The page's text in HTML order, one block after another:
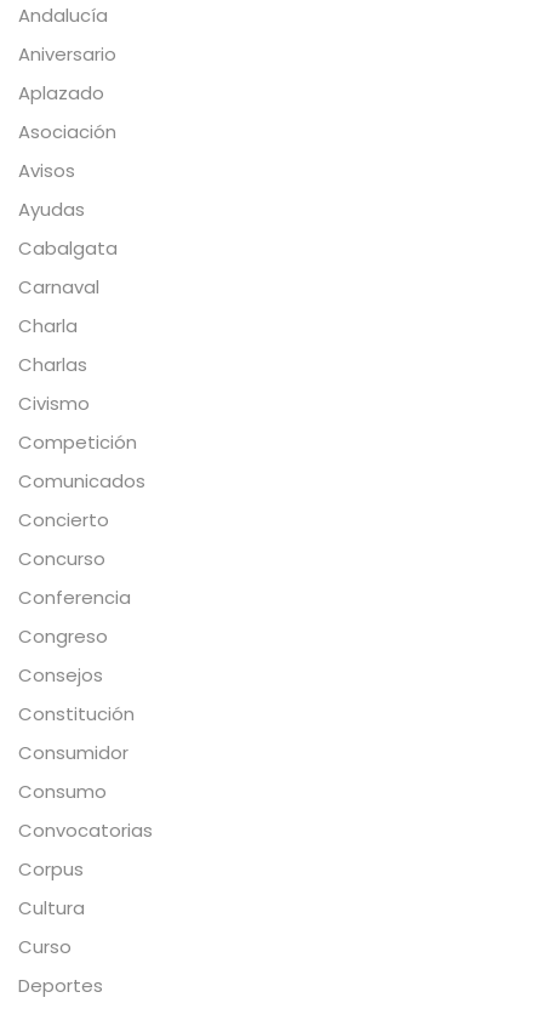
Andalucía
Aniversario
Aplazado
Asociación
Avisos
Ayudas
Cabalgata
Carnaval
Charla
Charlas
Civismo
Competición
Comunicados
Concierto
Concurso
Conferencia
Congreso
Consejos
Constitución
Consumidor
Consumo
Convocatorias
Corpus
Cultura
Curso
Deportes